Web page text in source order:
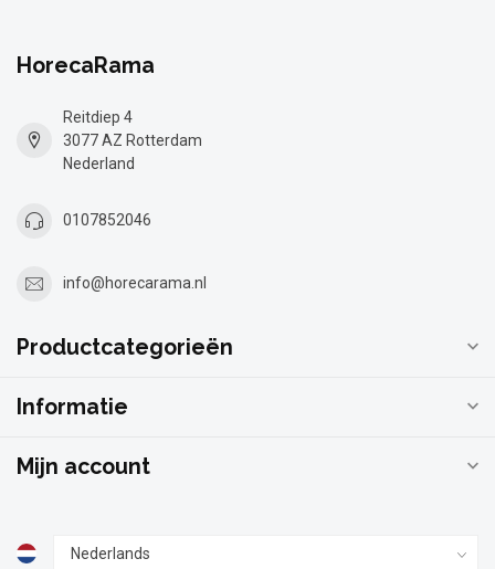
HorecaRama
Reitdiep 4
3077 AZ Rotterdam
Nederland
0107852046
info@horecarama.nl
Productcategorieën
Informatie
Mijn account